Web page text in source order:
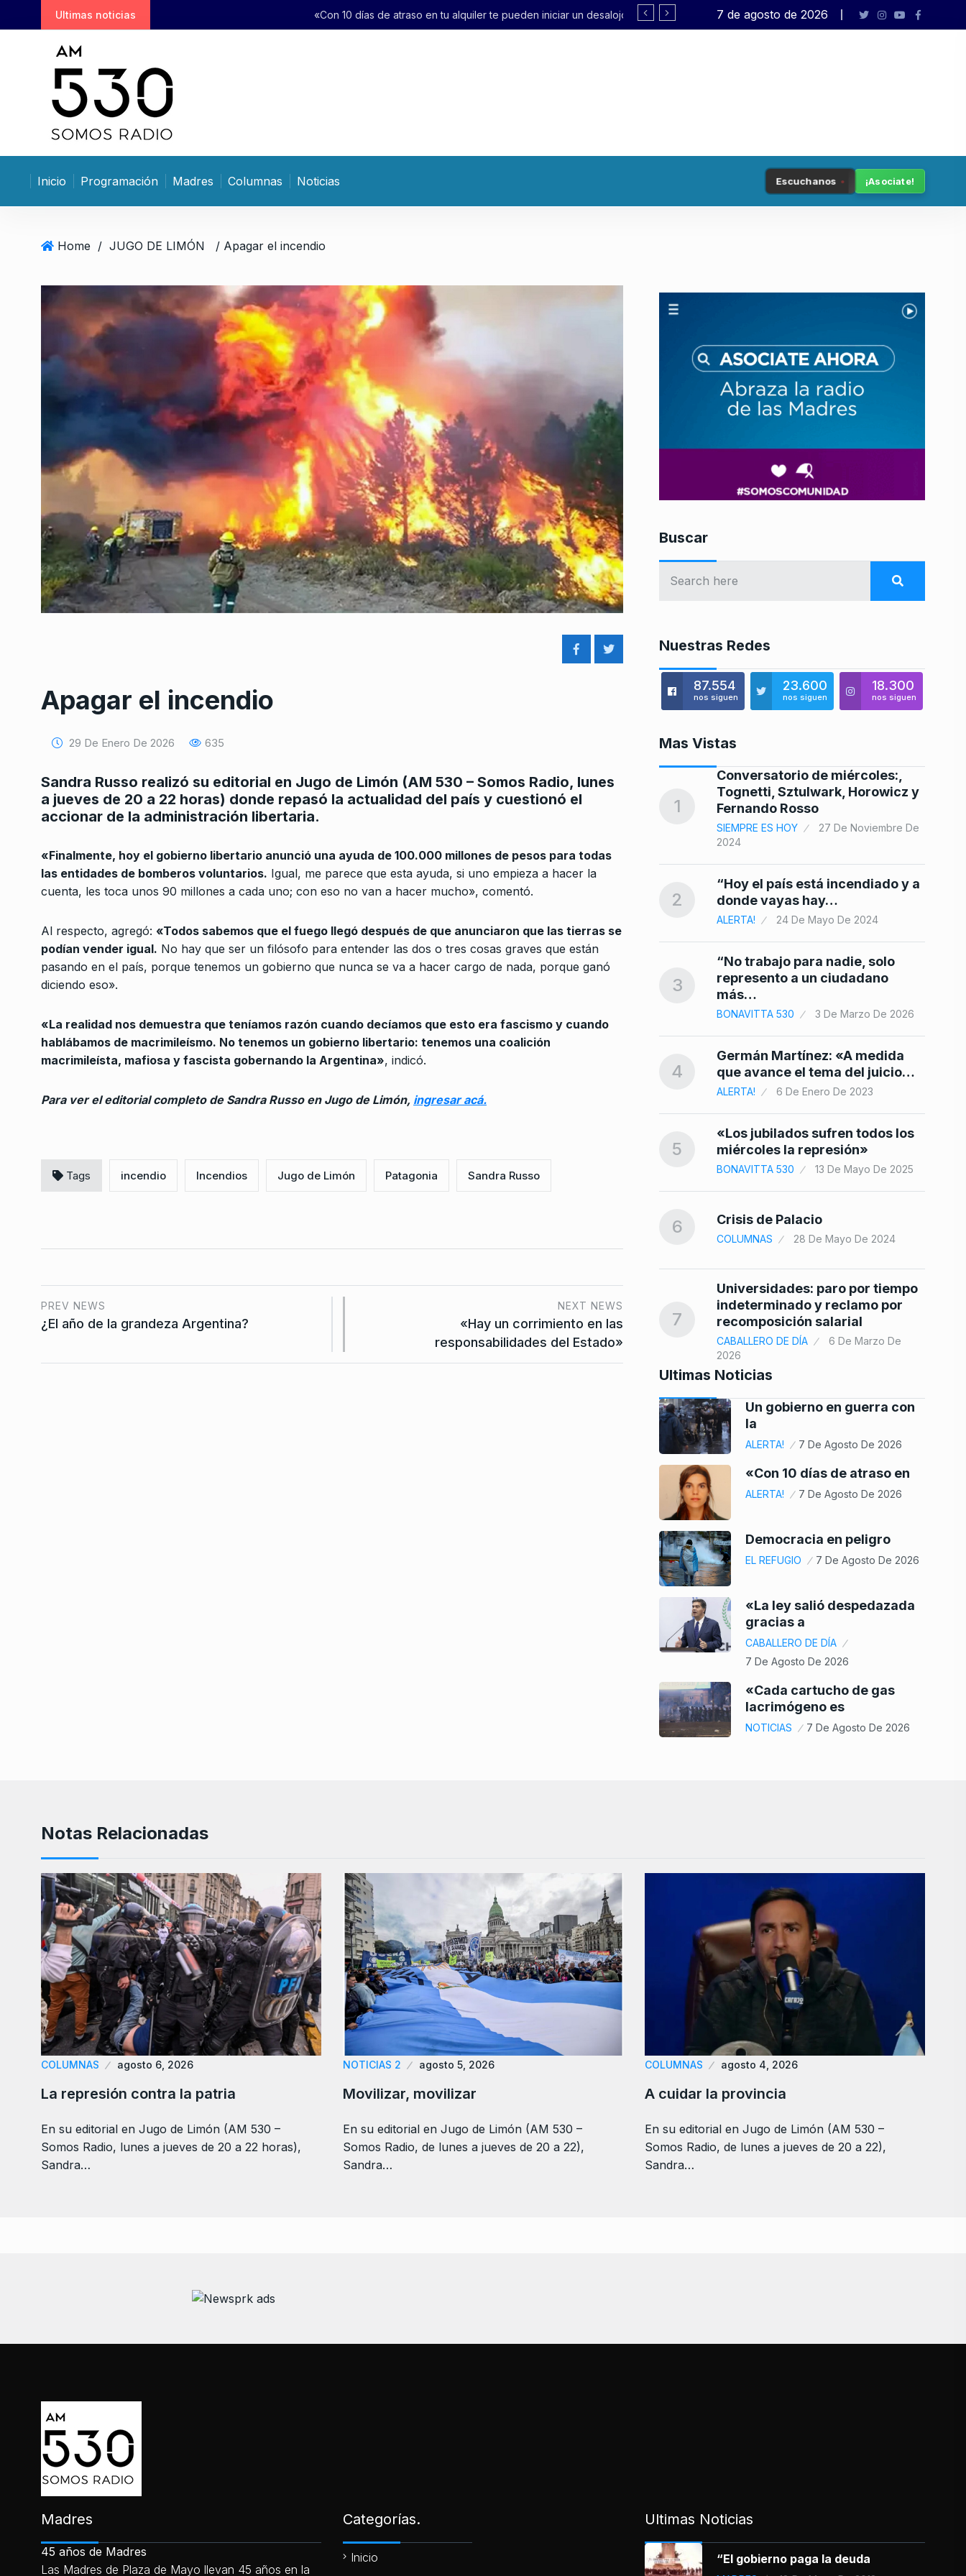
k
n
Ultimas noticias «Con 10 días de atraso en tu alquiler te pueden iniciar un desalojo exprés» Democracia en peligro
7 de agosto de 2026
Inicio Programación Madres Columnas Noticias Escuchanos ¡Asociate!
Home / JUGO DE LIMÓN / Apagar el incendio
Apagar el incendio
29 De Enero De 2026 635
Sandra Russo realizó su editorial en Jugo de Limón (AM 530 – Somos Radio, lunes
a jueves de 20 a 22 horas) donde repasó la actualidad del país y cuestionó el
accionar de la administración libertaria.
«Finalmente, hoy el gobierno libertario anunció una ayuda de 100.000 millones de pesos para todas
las entidades de bomberos voluntarios. Igual, me parece que esta ayuda, si uno empieza a hacer la
cuenta, les toca unos 90 millones a cada uno; con eso no van a hacer mucho», comentó.
Al respecto, agregó: «Todos sabemos que el fuego llegó después de que anunciaron que las tierras se
podían vender igual. No hay que ser un filósofo para entender las dos o tres cosas graves que están
pasando en el país, porque tenemos un gobierno que nunca se va a hacer cargo de nada, porque ganó
diciendo eso».
«La realidad nos demuestra que teníamos razón cuando decíamos que esto era fascismo y cuando
hablábamos de macrimileísmo. No tenemos un gobierno libertario: tenemos una coalición
macrimileísta, mafiosa y fascista gobernando la Argentina», indicó.
Para ver el editorial completo de Sandra Russo en Jugo de Limón, ingresar acá.
Tags incendio Incendios Jugo de Limón Patagonia Sandra Russo
PREV NEWS
¿El año de la grandeza Argentina?
NEXT NEWS
«Hay un corrimiento en las
responsabilidades del Estado»
Buscar
Nuestras Redes
87.554
nos siguen
23.600
nos siguen
18.300
nos siguen
Mas Vistas
1
Conversatorio de miércoles:,
Tognetti, Sztulwark, Horowicz y
Fernando Rosso
2
“Hoy el país está incendiado y a
donde vayas hay…
“No trabajo para nadie, solo
represento a un ciudadano
4
Germán Martínez: «A medida
BONAVITTA 530 13 De Mayo De 2025
7
Universidades: paro por tiempo
recomposición salarial
8
Pablo Carro: «La oposición dijo
que mientras exista la
denuncia…
9 Pepe Mujica y los argentinos
BONAVITTA 530
10
«Estamos en un presente que es
kafkiano»
1
Conversatorio de miércoles:,
Tognetti, Sztulwark, Horowicz y
Fernando Rosso
SIEMPRE ES HOY
27 De Noviembre De
2024
2
“Hoy el país está incendiado y a
donde vayas hay…
ALERTA! 24 De Mayo De 2024
3
“No trabajo para nadie, solo
represento a un ciudadano
más…
BONAVITTA 530 3 De Marzo De 2026
4
Germán Martínez: «A medida
que avance el tema del juicio…
ALERTA! 6 De Enero De 2023
5
«Los jubilados sufren todos los
miércoles la represión»
BONAVITTA 530 13 De Mayo De 2025
6 Crisis de Palacio
COLUMNAS 28 De Mayo De 2024
7
Universidades: paro por tiempo
indeterminado y reclamo por
recomposición salarial
CABALLERO DE DÍA
6 De Marzo De
2026
Ultimas Noticias
Un gobierno en guerra con
la
ALERTA! 7 De Agosto De 2026
«Con 10 días de atraso en
ALERTA! 7 De Agosto De 2026
Democracia en peligro
EL REFUGIO 7 De Agosto De 2026
«La ley salió despedazada
gracias a
CABALLERO DE DÍA
7 De Agosto De 2026
«Cada cartucho de gas
lacrimógeno es
NOTICIAS 7 De Agosto De 2026
Notas Relacionadas
COLUMNAS agosto 6, 2026
La represión contra la patria
En su editorial en Jugo de Limón (AM 530 –
Somos Radio, lunes a jueves de 20 a 22 horas),
Sandra…
NOTICIAS 2 agosto 5, 2026
Movilizar, movilizar
En su editorial en Jugo de Limón (AM 530 –
Somos Radio, de lunes a jueves de 20 a 22),
Sandra…
COLUMNAS agosto 4, 2026
A cuidar la provincia
En su editorial en Jugo de Limón (AM 530 –
Somos Radio, de lunes a jueves de 20 a 22),
Sandra…
Madres
45 años de Madres
Las Madres de Plaza de Mayo llevan 45 años en la
Categorías.
Inicio
Ultimas Noticias
“El gobierno paga la deuda